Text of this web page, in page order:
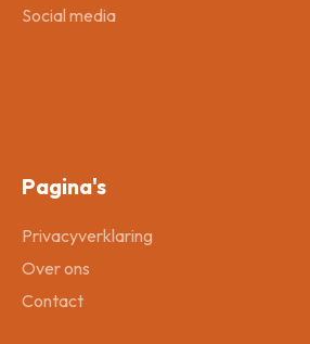
Social media
Pagina's
Privacyverklaring
Over ons
Contact